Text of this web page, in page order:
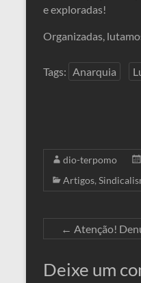
e exploradas!
Organizadas,
Tags: Anarquia
dio-terpomo
Artigos,
← Atenção!
Deixe um